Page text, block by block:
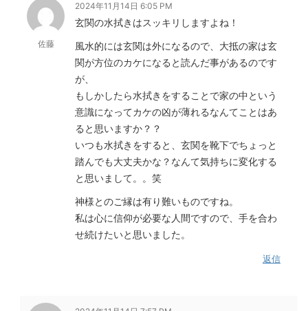
佐藤
2024年11月14日 6:05 PM
玄関の水拭きはスッキリしますよね！
風水的には玄関は外になるので、大抵の家は玄
関が方位のカケになると読んだ事があるのです
が、
もしかしたら水拭きをすることで家の中という
意識になってカケの凶が薄れるなんてことはあ
ると思いますか？？
いつも水拭きをすると、玄関を靴下でちょっと
踏んでも大丈夫かな？なんて気持ちに変化する
と思いまして。。笑
神様とのご縁は有り難いものですね。
私は心に信仰が必要な人間ですので、手を合わ
せ続けたいと思いました。
返信